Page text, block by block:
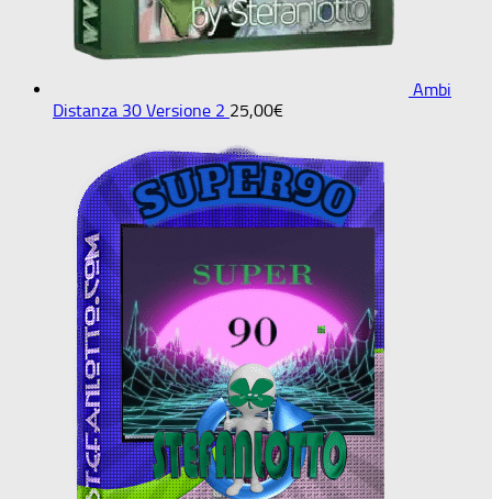
Ambi
Distanza 30 Versione 2 25,00€